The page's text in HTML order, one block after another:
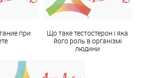
при
Що таке тестостерон і яка
його роль в організмі
людини